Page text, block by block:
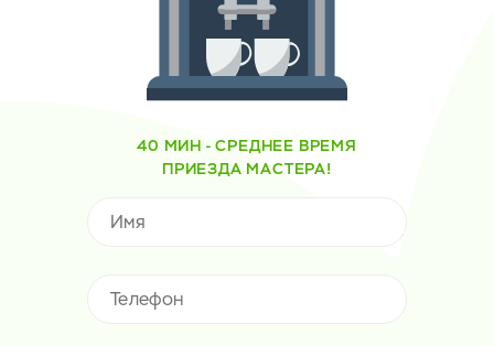
40 МИН - СРЕДНЕЕ ВРЕМЯ
ПРИЕЗДА МАСТЕРА!